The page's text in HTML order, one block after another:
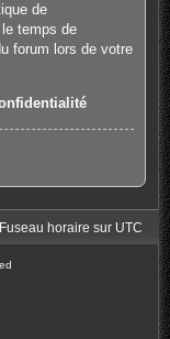
de
temps de
forum lors de votre
Fuseau horaire sur UTC